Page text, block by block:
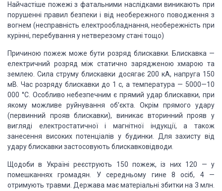
Найчастіше пожежі з фатальними наслідками виникають при
порушенні правил безпеки і від необережного поводження з
вогнем (несправність електрообладнання, необережність при
курінні, перебування у нетверезому стані тощо)
Причиною пожеж може бути розряд блискавки. Блискавка —
електричний розряд між статично зарядженою хмарою та
землею. Сила струму блискавки досягає 200 кА, напруга 150
мВ. Час розряду блискавки до 1 с, а температура — 5000—10
000 °С. Особливо небезпечним є прямий удар блискавки, при
якому можливе руйнування об’єкта. Окрім прямого удару
(первинний прояв блискавки), виникає вторинний прояв у
вигляді електростатичної і магнітної індукції, а також
занесення високих потенціалів у будинки. Для захисту від
удару блискавки застосовують блискавковідводи.
Щодоби в Україні реєструють 150 пожеж, із них 120 — у
помешканнях громадян. У середньому гине 8 осіб, 4 —
отримують травми. Держава має матеріальні збитки на 3 млн.